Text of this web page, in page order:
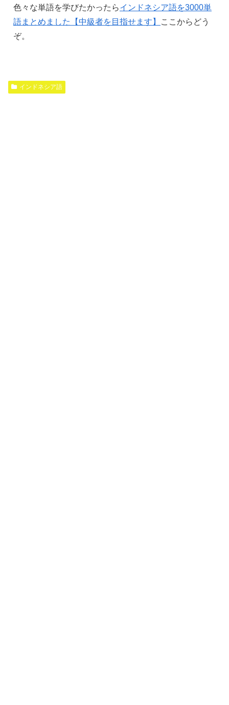
色々な単語を学びたかったらインドネシア語を3000単
語まとめました【中級者を目指せます】
ここからどう
ぞ。
インドネシア語